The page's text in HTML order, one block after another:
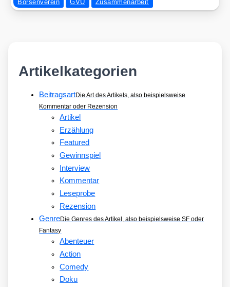
Börsenverein GVU Zusammenarbeit
Artikelkategorien
BeitragsartDie Art des Artikels, also beispielsweise
Kommentar oder Rezension
Artikel
Erzählung
Featured
Gewinnspiel
Interview
Kommentar
Leseprobe
Rezension
GenreDie Genres des Artikel, also beispielsweise SF oder
Fantasy
Abenteuer
Action
Comedy
Doku